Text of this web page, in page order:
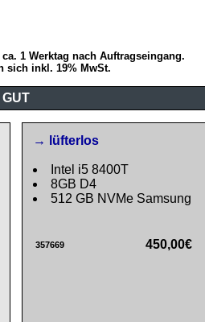
1 Werktag nach Auftragseingang.
sich inkl. 19% MwSt.
GUT
→ lüfterlos
Intel i5 8400T
8GB D4
512 GB NVMe Samsung
357669 450,00€